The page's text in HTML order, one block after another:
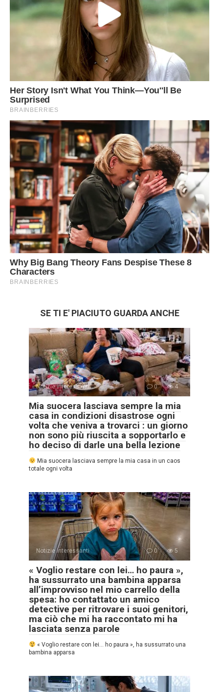
SE TI E' PIACIUTO GUARDA ANCHE
Notizie interessanti 0 4
Mia suocera lasciava sempre la mia
casa in condizioni disastrose ogni
volta che veniva a trovarci : un giorno
non sono più riuscita a sopportarlo e
ho deciso di darle una bella lezione
Mia suocera lasciava sempre la mia casa in un caos
totale ogni volta
Notizie interessanti 0 5
« Voglio restare con lei… ho paura »,
ha sussurrato una bambina apparsa
all’improvviso nel mio carrello della
spesa: ho contattato un amico
detective per ritrovare i suoi genitori,
ma ciò che mi ha raccontato mi ha
lasciata senza parole
« Voglio restare con lei… ho paura », ha sussurrato una
bambina apparsa